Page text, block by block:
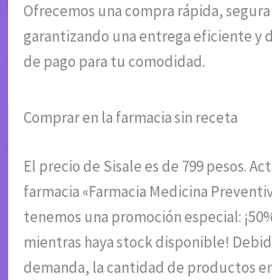
Ofrecemos una compra rápida,
garantizando una entrega eficiente y
de pago para tu comodidad.
Comprar en la farmacia sin receta
El precio de Sisale es de 799 pesos.
farmacia «Farmacia Medicina
tenemos una promoción especial:
mientras haya stock disponible!
demanda, la cantidad de productos